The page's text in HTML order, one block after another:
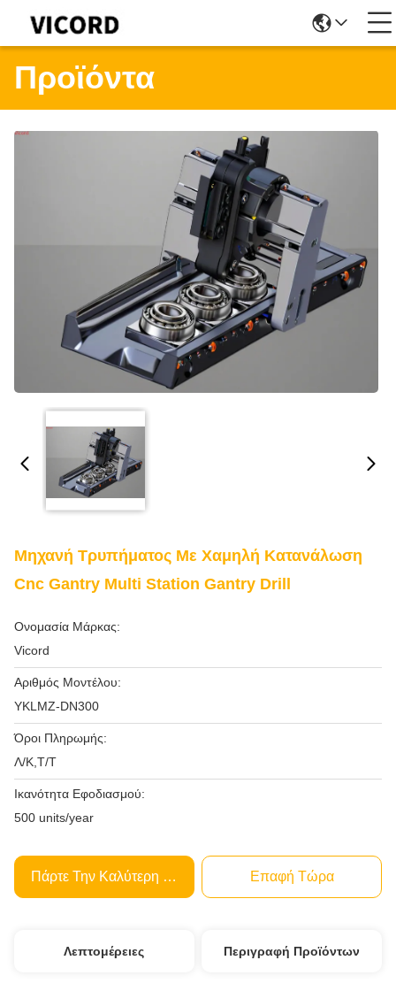
Προϊόντα
Μηχανή Τρυπήματος Με Χαμηλή Κατανάλωση
Cnc Gantry Multi Station Gantry Drill
Ονομασία Μάρκας:
Vicord
Αριθμός Μοντέλου:
ΥΚLMZ-DN300
Όροι Πληρωμής:
Λ/Κ,Τ/Τ
Ικανότητα Εφοδιασμού:
500 units/year
Πάρτε Την Καλύτερη Τιμή Επαφή Τώρα
Λεπτομέρειες Περιγραφή Προϊόντων